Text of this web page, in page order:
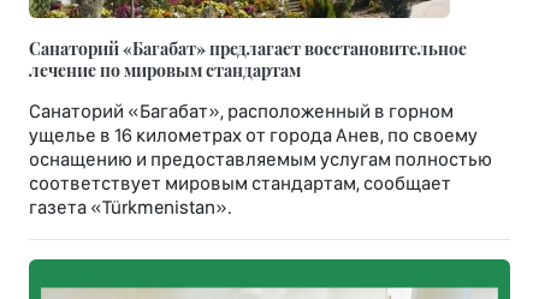
Санаторий «Багабат» предлагает восстановительное
лечение по мировым стандартам
Санаторий «Багабат», расположенный в горном
ущелье в 16 километрах от города Анев, по своему
оснащению и предоставляемым услугам полностью
соответствует мировым стандартам, сообщает
газета «Türkmenistan».